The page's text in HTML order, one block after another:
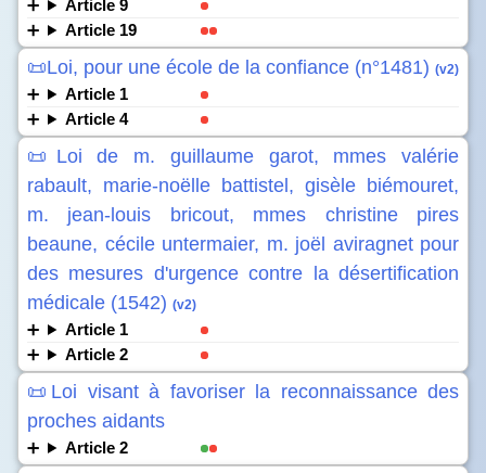
Article 9
Article 19
📜Loi, pour une école de la confiance (n°1481) (v2)
Article 1
Article 4
📜Loi de m. guillaume garot, mmes valérie
rabault, marie-noëlle battistel, gisèle biémouret,
m. jean-louis bricout, mmes christine pires
beaune, cécile untermaier, m. joël aviragnet pour
des mesures d'urgence contre la désertification
médicale (1542) (v2)
Article 1
Article 2
📜Loi visant à favoriser la reconnaissance des
proches aidants
Article 2